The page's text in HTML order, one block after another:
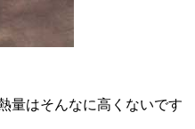
量はそんなに高くないです